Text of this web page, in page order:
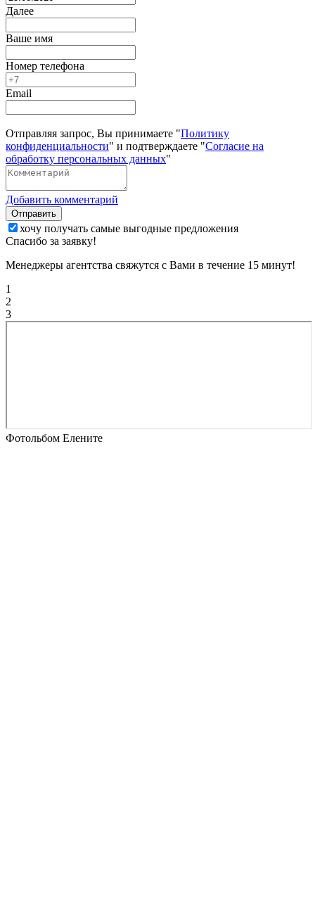
Далее
Ваше имя
Номер телефона
Email
Отправляя запрос, Вы принимаете "Политику
конфиденциальности" и подтверждаете "Согласие на
обработку персональных данных"
Добавить комментарий
Отправить
хочу получать самые выгодные предложения
Спасибо за заявку!
Менеджеры агентства свяжутся с Вами в течение 15 минут!
1
2
3
Фотольбом Елените